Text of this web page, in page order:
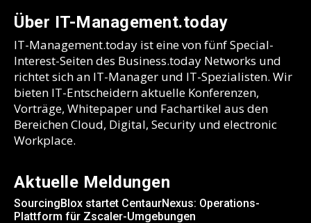
Über IT-Management.today
IT-Management.today ist eine von fünf Special-
Interest-Seiten des Business.today Networks und
richtet sich an IT-Manager und IT-Spezialisten. Wir
bieten IT-Entscheidern aktuelle Konferenzen,
Vorträge, Whitepaper und Fachartikel aus den
Bereichen Cloud, Digital, Security und electronic
Workplace.
Aktuelle Meldungen
SourcingBlox startet CentaurNexus: Operations-
Plattform für Zscaler-Umgebungen